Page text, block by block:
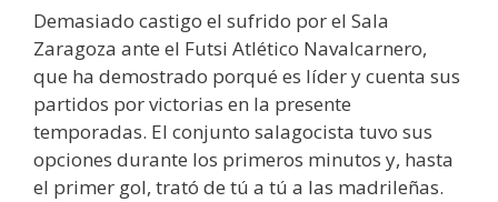
Demasiado castigo el sufrido por el Sala
Zaragoza ante el Futsi Atlético Navalcarnero,
que ha demostrado porqué es líder y cuenta sus
partidos por victorias en la presente
temporadas. El conjunto salagocista tuvo sus
opciones durante los primeros minutos y, hasta
el primer gol, trató de tú a tú a las madrileñas.